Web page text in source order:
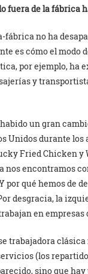
fuera de la fábrica
fábrica no ha
es cómo el modo
por ejemplo, ha
y
un gran
Unidos durante
Fried Chicken
nos encontramos
qué hemos de
desgracia, la
en empresas
trabajadora
(los
sino que